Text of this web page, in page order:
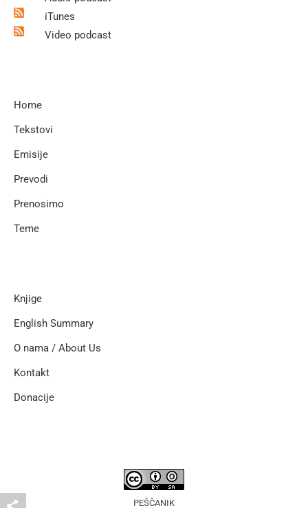
iTunes
Video podcast
Home
Tekstovi
Emisije
Prevodi
Prenosimo
Teme
Knjige
English Summary
O nama / About Us
Kontakt
Donacije
PEŠČANIK